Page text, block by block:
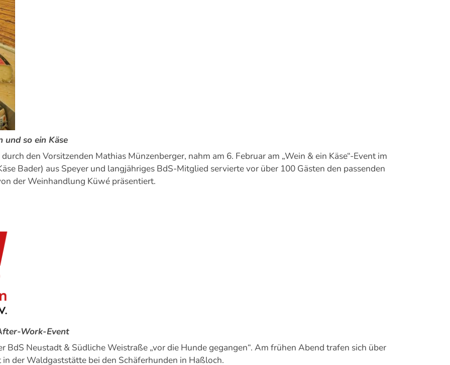
und so ein Käse
den Vorsitzenden Mathias Münzenberger, nahm am 6. Februar am „Wein & ein Käse“-Event im
Bader) aus Speyer und langjähriges BdS-Mitglied servierte vor über 100 Gästen den passenden
der Weinhandlung Küwé präsentiert.
Work-Event
BdS Neustadt & Südliche Weistraße „vor die Hunde gegangen“. Am frühen Abend trafen sich über
der Waldgaststätte bei den Schäferhunden in Haßloch.